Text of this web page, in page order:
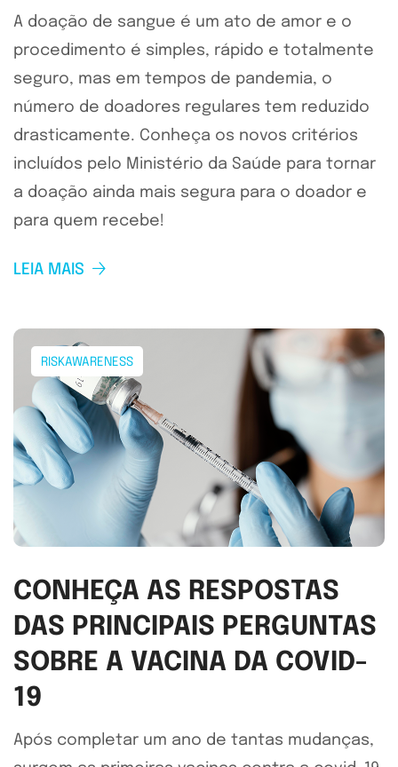
A doação de sangue é um ato de amor e o
procedimento é simples, rápido e totalmente
seguro, mas em tempos de pandemia, o
número de doadores regulares tem reduzido
drasticamente. Conheça os novos critérios
incluídos pelo Ministério da Saúde para tornar
a doação ainda mais segura para o doador e
para quem recebe!
LEIA MAIS
RISKAWARENESS
CONHEÇA AS RESPOSTAS
DAS PRINCIPAIS PERGUNTAS
SOBRE A VACINA DA COVID-
19
Após completar um ano de tantas mudanças,